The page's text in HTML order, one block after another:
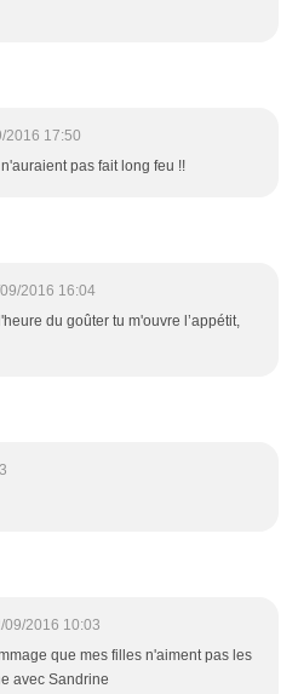
2016 17:50
pas fait long feu !!
2016 16:04
du goûter tu m'ouvre l’appétit,
09/2016 10:03
que mes filles n'aiment pas les
avec Sandrine